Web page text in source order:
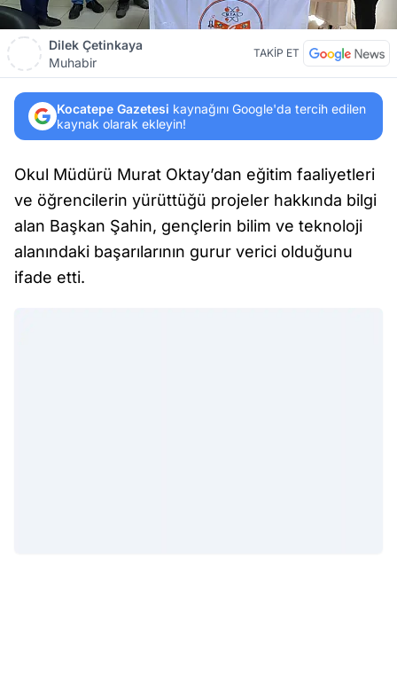
Dilek Çetinkaya
Muhabir
TAKİP ET
Kocatepe Gazetesi kaynağını Google'da tercih edilen
kaynak olarak ekleyin!
Okul Müdürü Murat Oktay’dan eğitim faaliyetleri
ve öğrencilerin yürüttüğü projeler hakkında bilgi
alan Başkan Şahin, gençlerin bilim ve teknoloji
alanındaki başarılarının gurur verici olduğunu
ifade etti.